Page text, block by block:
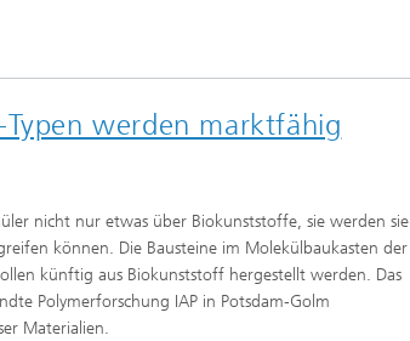
werden marktfähig
nicht nur etwas über Biokunststoffe, sie werden sie
können. Die Bausteine im Molekülbaukasten der
künftig aus Biokunststoff hergestellt werden. Das
Polymerforschung IAP in Potsdam-Golm
Materialien.